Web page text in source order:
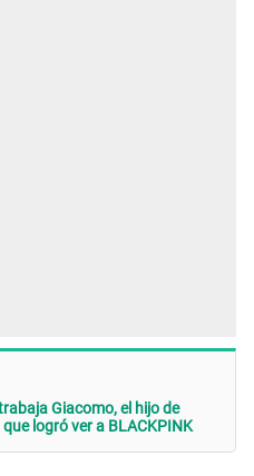
Giacomo, el hijo de
logró ver a BLACKPINK